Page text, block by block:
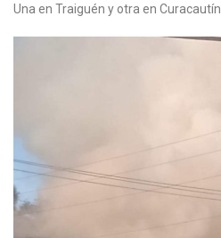
Una en Traiguén y otra en Curacautín